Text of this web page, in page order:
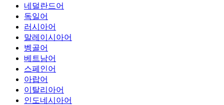
네덜란드어
독일어
러시아어
말레이시아어
벵골어
베트남어
스페인어
아랍어
이탈리아어
인도네시아어